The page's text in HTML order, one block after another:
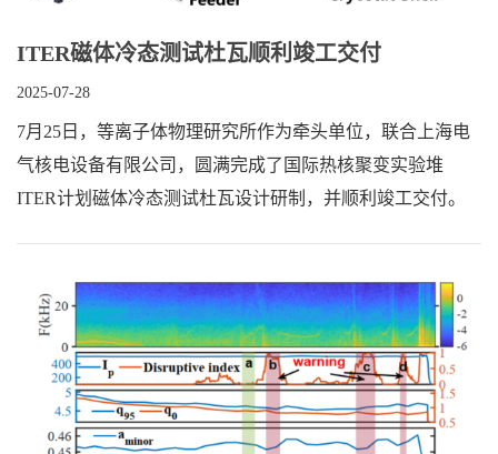
ITER磁体冷态测试杜瓦顺利竣工交付
2025-07-28
7月25日，等离子体物理研究所作为牵头单位，联合上海电
气核电设备有限公司，圆满完成了国际热核聚变实验堆
ITER计划磁体冷态测试杜瓦设计研制，并顺利竣工交付。